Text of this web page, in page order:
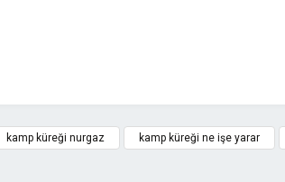
kamp küreği nurgaz kamp küreği ne işe yarar